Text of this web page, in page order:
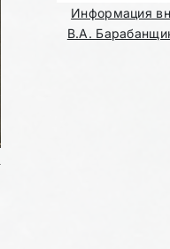
Информация
В.А.